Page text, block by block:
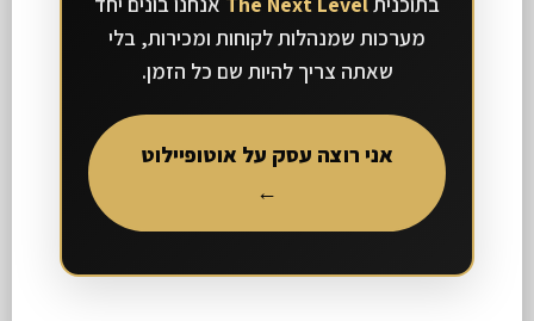
מערכות שמנהלות לקוחות ומכירות, בלי
שאתה צריך להיות שם כל הזמן.
אני רוצה עסק על אוטופיילוט
←